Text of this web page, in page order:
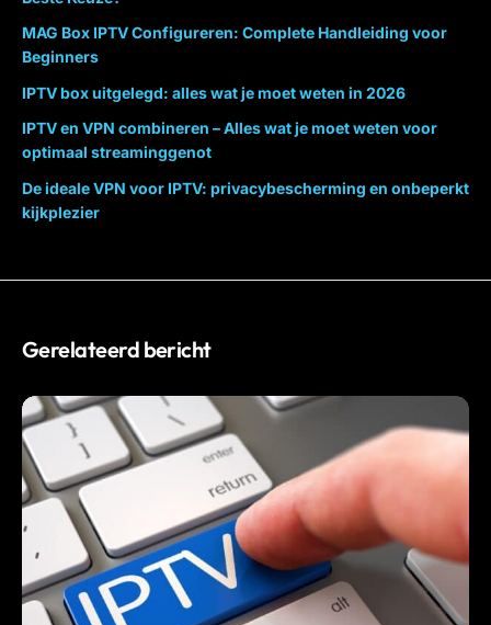
MAG Box IPTV Configureren: Complete Handleiding voor
Beginners
IPTV box uitgelegd: alles wat je moet weten in 2026
IPTV en VPN combineren – Alles wat je moet weten voor
optimaal streaminggenot
De ideale VPN voor IPTV: privacybescherming en onbeperkt
kijkplezier
Gerelateerd bericht